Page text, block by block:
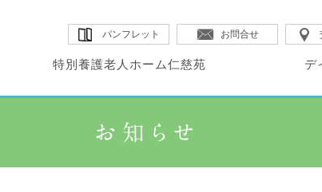
・コンセプト
特別養護老人ホーム仁慈苑
・サービス内容
・概要
デ
・サービス内容
パンフレット お問合せ